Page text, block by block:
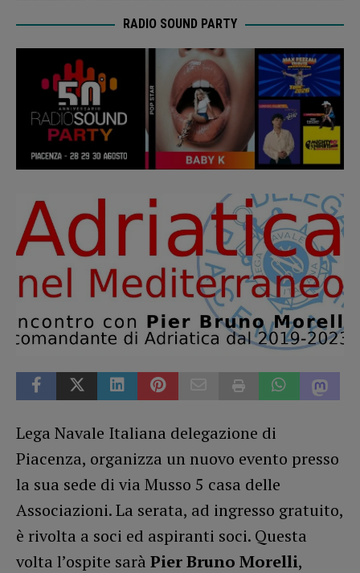
RADIO SOUND PARTY
Lega Navale Italiana delegazione di
Piacenza, organizza un nuovo evento presso
la sua sede di via Musso 5 casa delle
Associazioni. La serata, ad ingresso gratuito,
è rivolta a soci ed aspiranti soci. Questa
volta l’ospite sarà Pier Bruno Morelli,